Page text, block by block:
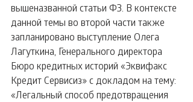
вышеназванной статьи ФЗ. В контексте
данной темы во второй части также
запланировано выступление Олега
Лагуткина, Генерального директора
Бюро кредитных историй «Эквифакс
Кредит Сервисиз» с докладом на тему:
«Легальный способ предотвращения